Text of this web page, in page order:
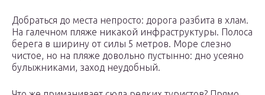
Добраться до места непросто: дорога разбита в хлам.
На галечном пляже никакой инфраструктуры. Полоса
берега в ширину от силы 5 метров. Море слезно
чистое, но на пляже довольно пустынно: дно усеяно
булыжниками, заход неудобный.